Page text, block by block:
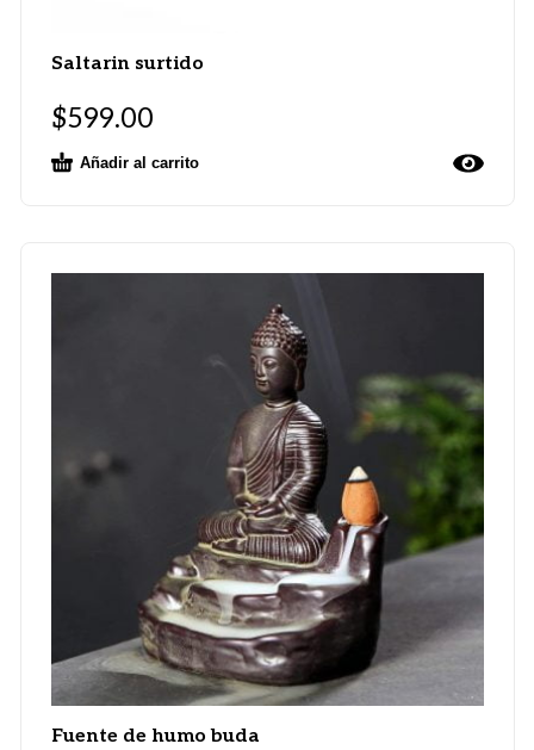
Saltarin surtido
$599.00
Añadir al carrito
Fuente de humo buda